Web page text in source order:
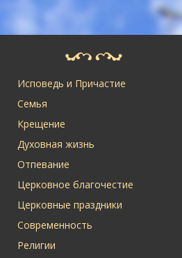
Исповедь и Причастие
Семья
Крещение
Духовная жизнь
Отпевание
Церковное благочестие
Церковные праздники
Современность
Религии